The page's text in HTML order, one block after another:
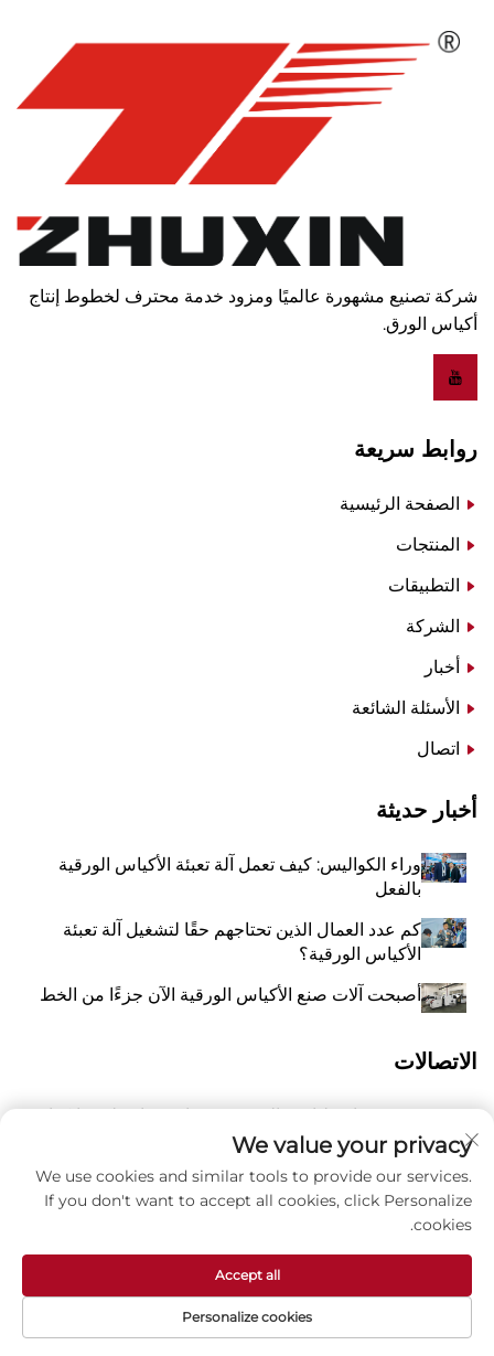
شركة تصنيع مشهورة عالميًا ومزود خدمة محترف لخطوط إنتاج
أكياس الورق.
روابط سريعة
الصفحة الرئيسية
المنتجات
التطبيقات
الشركة
أخبار
الأسئلة الشائعة
اتصال
أخبار حديثة
وراء الكواليس: كيف تعمل آلة تعبئة الأكياس الورقية
بالفعل
كم عدد العمال الذين تحتاجهم حقًا لتشغيل آلة تعبئة
الأكياس الورقية؟
أصبحت آلات صنع الأكياس الورقية الآن جزءًا من الخط
الاتصالات
رقم 118 شارع ليانغيو الشرقية، تشانغتشياو، بلدة وانكوان،
بينغيانغ، مدينة ونتشو، مقاطعة تشيجيانغ، الصين 325409
و 8615988795434
حقوق الطبع والنشر © شركة تشجيانغ زهوكسين للماكينات
We value your privacy
We use cookies and similar tools to provide our services.
If you don't want to accept all cookies, click Personalize
cookies.
Personalize cookies
Accept all